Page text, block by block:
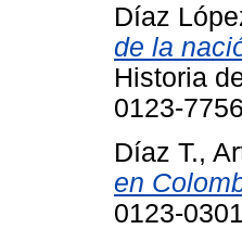
Díaz
de la
Historia
0123-
Díaz T.,
en
0123-0301